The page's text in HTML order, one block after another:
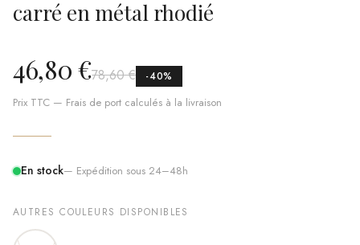
carré en métal rhodié
46,80 €78,60 € -40%
Prix TTC — Frais de port calculés à la livraison
En stock— Expédition sous 24–48h
AUTRES COULEURS DISPONIBLES